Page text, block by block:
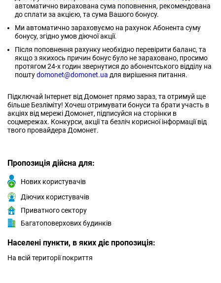
автоматично вирахована сума поповнення, рекомендована
до сплати за акцією, та сума Вашого бонусу.
Ми автоматично зараховуємо на рахунок Абонента суму
бонусу, згідно умов діючої акції.
Після поповнення рахунку необхідно перевірити баланс, та
якщо з якихось причин бонус було не зараховано, просимо
протягом 24-х годин звернутися до абонентського відділу на
поштуdomonet@domonet.ua для вирішення питання.
Підключай Інтернет від Домонет прямо зараз, та отримуй ще
більше Безліміту! Хочеш отримувати бонуси та брати участь в
акціях від мережі Домонет, підписуйся на сторінки в
соцмережах. Конкурси, акції та безліч корисної інформації від
твого провайдера Домонет.
Пропозиція дійсна для:
Нових користувачів
Діючих користувачів
Приватного сектору
Багатоповерхових будинків
Населені пункти, в яких діє пропозиція:
На всій території покриття